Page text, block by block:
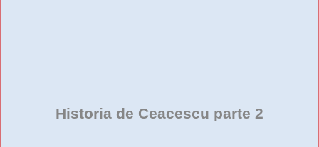
Historia de Ceacescu parte 2